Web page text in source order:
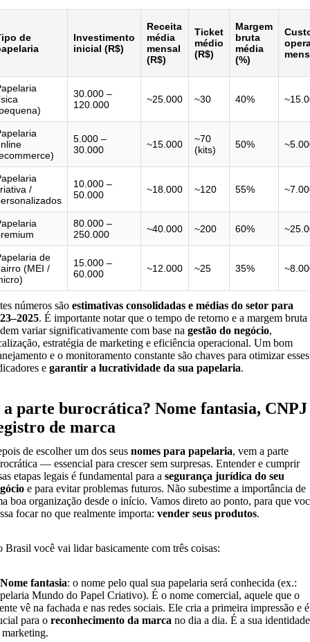
de
Investimento
inicial (R$)
Receita
média
mensal
(R$)
Ticket
médio
(R$)
Margem
bruta
média
(%)
30.000 –
120.000
~25.000 ~30 40%
5.000 –
30.000
~15.000
~70
(kits)
50%
/
10.000 –
50.000
~18.000 ~120 55%
80.000 –
250.000
~40.000 ~200 60%
de
(MEI /
15.000 –
60.000
~12.000 ~25 35%
números são estimativas consolidadas e médias do setor para
. É importante notar que o tempo de retorno e a margem bruta
variar significativamente com base na gestão do negócio,
estratégia de marketing e eficiência operacional. Um bom
e o monitoramento constante são chaves para otimizar esses
e garantir a lucratividade da sua papelaria.
a parte burocrática? Nome fantasia, CNPJ
de marca
de escolher um dos seus nomes para papelaria, vem a parte
— essencial para crescer sem surpresas. Entender e cumprir
etapas legais é fundamental para a segurança jurídica do seu
e para evitar problemas futuros. Não subestime a importância de
boa organização desde o início. Vamos direto ao ponto, para que
focar no que realmente importa: vender seus produtos.
Brasil você vai lidar basicamente com três coisas:
fantasia: o nome pelo qual sua papelaria será conhecida (ex.:
Mundo do Papel Criativo). É o nome comercial, aquele que o
vê na fachada e nas redes sociais. Ele cria a primeira impressão e é
para o reconhecimento da marca no dia a dia. É a sua identidade
marketing.